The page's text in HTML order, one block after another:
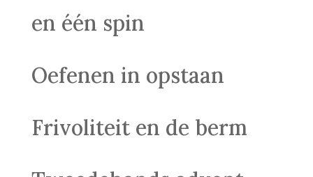
en één spin
Oefenen in opstaan
Frivoliteit en de berm